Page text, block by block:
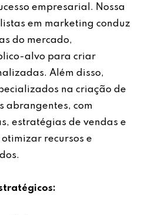
empresarial. Nossa
em marketing conduz
do mercado,
alvo para criar
Além disso,
na criação de
abrangentes, com
estratégias de vendas e
recursos e